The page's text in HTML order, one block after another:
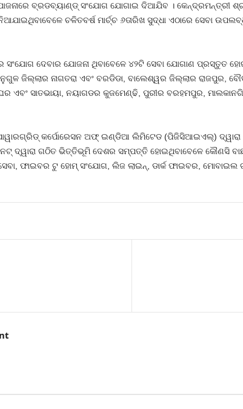
ବ୍ରଡବ୍ୟାଣ୍ଡ୍‍ ସଂଯୋଗ ଯୋଗାଇ ଦିଆଯିବ । କେନ୍ଦ୍ରମନ୍ତ୍ରୀ
ଚଳିତବର୍ଷ ମାର୍ଚ୍ଚ ୬ତାରିଖ ସୁଦ୍ଧା ଏଠାରେ ସେବା
ସଂଯୋଗ ଦେବାର ଯୋଜନା ଥିବାବେଳେ ୪୨ଟି ସେବା ଯୋଗାଣ ପ୍ରସ୍ତୁତ
ଜିଲ୍ଲାର ନାଗତରା ଏବଂ ବରଡିଡା, ବାଲେଶ୍ୱର ଜିଲ୍ଲାର ରାଜପୁର,
ଏବଂ ସାତଭାୟା, ନୟାଗଡର କୁଜମେଣ୍ଢି, ପୁରୀର ବରହମପୁର,
କର୍ପୋରେସନ ଅଫ୍‍ ଇଣ୍ଡିଆ ଲିମିଟେଡ (ପିଜିସିଆଇଏଲ୍‍) ଦ୍ୱାରା
ଦ୍ୱାରା ଗଠିତ ଭିତ୍ତିଭୂମି ଦେଶର ସମ୍ପତ୍ତି ହୋଇଥିବାବେଳେ କୌଣସି ବାଛ
ଫାଇବର ଟୁ ହୋମ୍‍ ସଂଯୋଗ, ଲିଜ ଲାଇନ୍‍, ଡାର୍କ ଫାଇବର, ମୋବାଇଲ